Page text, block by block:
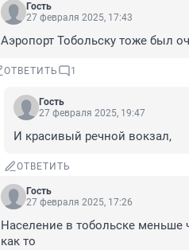
Гость
27 февраля 2025, 17:43
Аэропорт Тобольску тоже был
ОТВЕТИТЬ 1
Гость
27 февраля 2025, 19:47
И красивый речной вокзал,
ОТВЕТИТЬ
Гость
27 февраля 2025, 17:26
Население в тобольске меньше
как то